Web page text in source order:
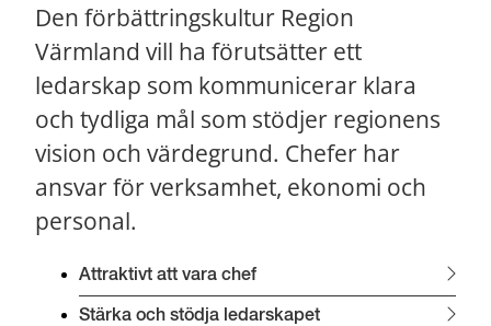
Den förbättringskultur Region
Värmland vill ha förutsätter ett
ledarskap som kommunicerar klara
och tydliga mål som stödjer regionens
vision och värdegrund. Chefer har
ansvar för verksamhet, ekonomi och
personal.
Attraktivt att vara chef
Stärka och stödja ledarskapet